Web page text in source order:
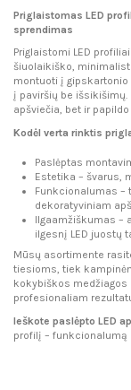
Priglaistomas LED
sprendimas
Priglaistomi LED
šiuolaikiško,
montuoti į gipskartonio
į paviršių be
apšviečia, bet ir
Kodėl verta rinktis
Paslėptas
Estetika – švarus,
Funkcionalumas –
dekoratyviniam
Ilgaamžiškumas –
ilgesnį LED juostų
Mūsų asortimente
tiesioms, tiek
kokybiškos
profesionaliam
Ieškote paslėpto LED
profilį – funkcionalumą